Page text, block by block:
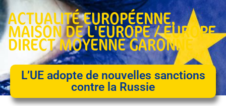
ACTUALITÉ EUROPÉENNE,
MAISON DE L'EUROPE / EUROPE
DIRECT MOYENNE GARONNE
L’UE adopte de nouvelles sanctions
contre la Russie